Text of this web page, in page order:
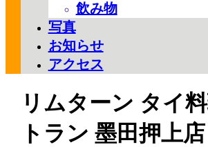
飲み物
写真
お知らせ
アクセス
リムターン タイ
トラン 墨田押上